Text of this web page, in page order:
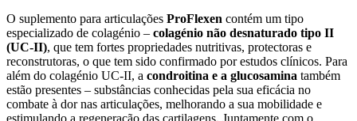
O suplemento para articulações ProFlexen contém um tipo
especializado de colagénio – colagénio não desnaturado tipo II
(UC-II), que tem fortes propriedades nutritivas, protectoras e
reconstrutoras, o que tem sido confirmado por estudos clínicos. Para
além do colagénio UC-II, a condroitina e a glucosamina também
estão presentes – substâncias conhecidas pela sua eficácia no
combate à dor nas articulações, melhorando a sua mobilidade e